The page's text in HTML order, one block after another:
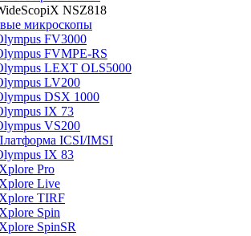
NSZ818
микроскопы
FV3000
FVMPE-RS
LEXT OLS5000
LV200
DSX 1000
IX 73
VS200
ICSI/IMSI
IX 83
Pro
Live
TIRF
Spin
SpinSR